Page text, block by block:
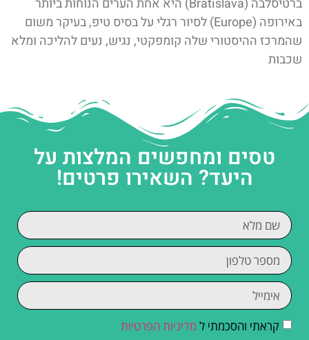
באירופה (Europe) לסיור רגלי על בסיס טיפ, בעיקר משום
שהמרכז ההיסטורי שלה קומפקטי, נגיש, נעים להליכה ומלא
שכבות
טסים ומחפשים המלצות על
היעד? השאירו פרטים!
קראתי והסכמתי ל מדיניות הפרטיות